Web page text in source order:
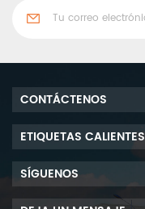
limpia biológica.
CONTÁCTENOS
ETIQUETAS CALIENTES
SÍGUENOS